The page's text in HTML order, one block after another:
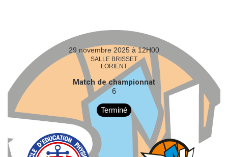
29 novembre 2025 à 12H00
SALLE BRISSET
LORIENT
Match de championnat
6
Terminé